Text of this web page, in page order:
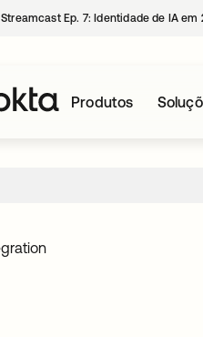
Streamcast Ep. 7: Identidade de IA
Produtos